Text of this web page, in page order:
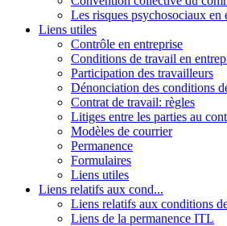
Les risques psychosociaux en
Liens utiles
Contrôle en entreprise
Conditions de travail en
Participation des travailleurs
Dénonciation des conditions
Contrat de travail: règles
Litiges entre les parties au
Modèles de courrier
Permanence
Formulaires
Liens utiles
Liens relatifs aux cond...
Liens relatifs aux conditions
Liens de la permanence ITL